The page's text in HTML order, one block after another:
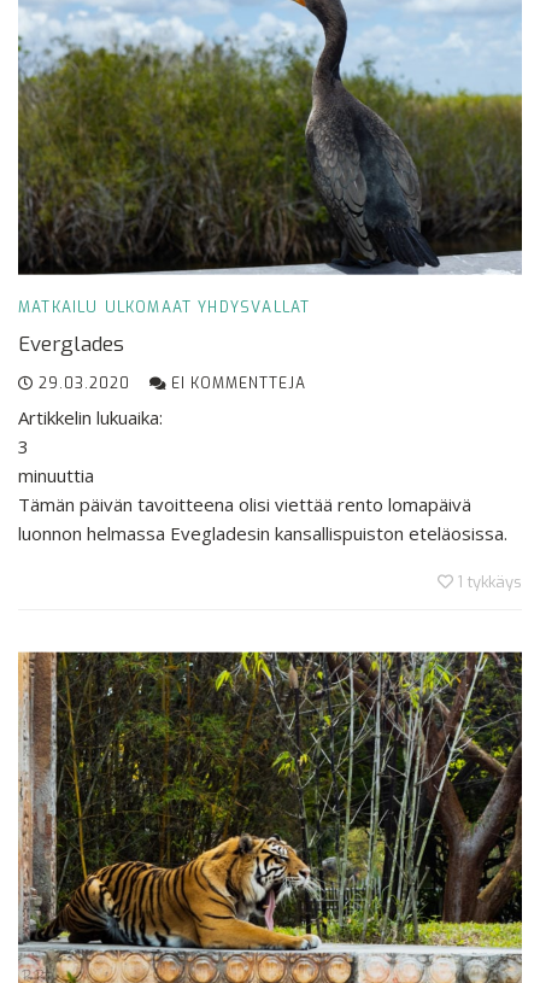
MATKAILU ULKOMAAT YHDYSVALLAT
Everglades
29.03.2020 EI KOMMENTTEJA
Artikkelin lukuaika:
3
minuuttia
Tämän päivän tavoitteena olisi viettää rento lomapäivä
luonnon helmassa Evegladesin kansallispuiston eteläosissa.
1 tykkäys